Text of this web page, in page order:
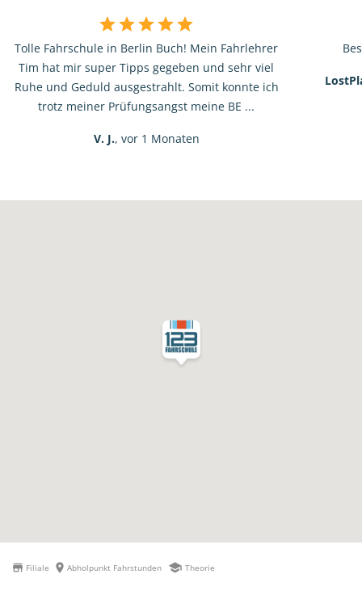
Tolle Fahrschule in Berlin Buch! Mein Fahrlehrer
Tim hat mir super Tipps gegeben und sehr viel
Ruhe und Geduld ausgestrahlt. Somit konnte ich
trotz meiner Prüfungsangst meine BE ...
V. J., vor 1 Monaten
Filiale Abholpunkt Fahrstunden Theorie